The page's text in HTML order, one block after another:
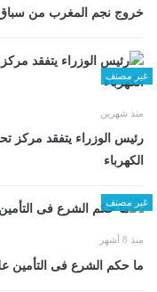
خروج نجم المغرب من
غير مصنف
منذ شهرين
رئيس الوزراء يتفقد مركز
الكهرباء
غير مصنف
منذ 8 أشهر
ما حكم الشرع فى التأمين